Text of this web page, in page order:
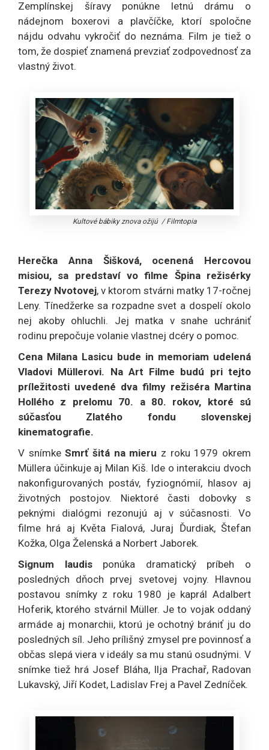
Zemplínskej šíravy ponúkne letnú drámu o
nádejnom boxerovi a plavčíčke, ktorí spoločne
nájdu odvahu vykročiť do neznáma. Film je tiež o
tom, že dospieť znamená prevziať zodpovednosť za
vlastný život.
Kultové bábiky znova ožijú /Filmtopia
Herečka Anna Šišková, ocenená Hercovou
misiou, sa predstaví vo filme Špina režisérky
Terezy Nvotovej, v ktorom stvárni matky 17-ročnej
Leny. Tínedžerke sa rozpadne svet a dospelí okolo
nej akoby ohluchli. Jej matka v snahe uchrániť
rodinu prepočuje volanie vlastnej dcéry o pomoc.
Cena Milana Lasicu bude in memoriam udelená
Vladovi Müllerovi. Na Art Filme budú pri tejto
príležitosti uvedené dva filmy režiséra Martina
Hollého z prelomu 70. a 80. rokov, ktoré sú
súčasťou Zlatého fondu slovenskej
kinematografie.
V snímkeSmrť šitá na mieru z roku 1979 okrem
Müllera účinkuje aj Milan Kiš. Ide o interakciu dvoch
nakonfigurovaných postáv, fyziognómií, hlasov aj
životných postojov. Niektoré časti dobovky s
peknými dialógmi rezonujú aj v súčasnosti. Vo
filme hrá aj Květa Fialová, Juraj Ďurdiak, Štefan
Kožka, Olga Želenská a Norbert Jaborek.
Signum laudisponúka dramatický príbeh o
posledných dňoch prvej svetovej vojny. Hlavnou
postavou snímky z roku 1980 je kaprál Adalbert
Hoferik, ktorého stvárnil Müller. Je to vojak oddaný
armáde aj monarchii, ktorú je ochotný brániť ju do
posledných síl. Jeho prílišný zmysel pre povinnosť a
občas slepá viera v ideály sa mu stanú osudnými. V
snímke tiež hrá Josef Bláha, Ilja Prachař, Radovan
Lukavský, Jiří Kodet, Ladislav Frej a Pavel Zedníček.